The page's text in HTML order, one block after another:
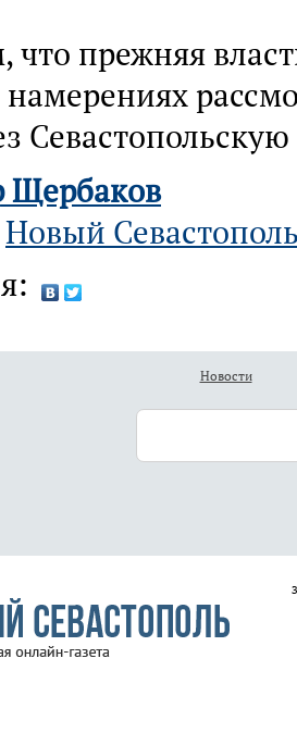
прежняя
намерениях
Севастопольскую
Щербаков
Новый
Новости